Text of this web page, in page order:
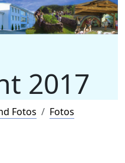
2017
Fotos
Fotos